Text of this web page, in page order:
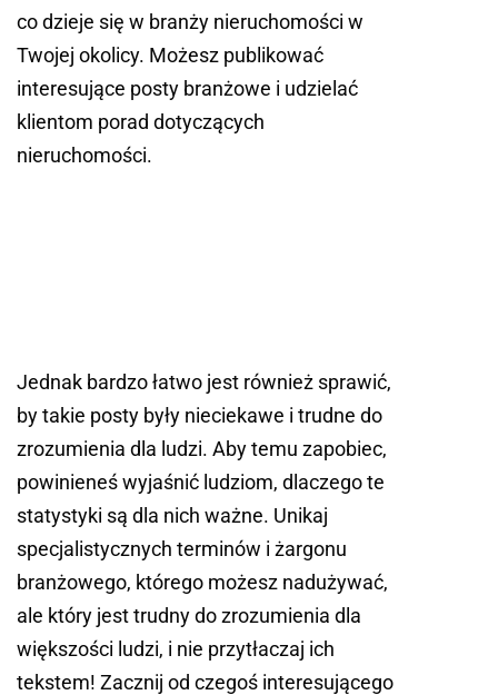
co dzieje się w branży nieruchomości w
Twojej okolicy. Możesz publikować
interesujące posty branżowe i udzielać
klientom porad dotyczących
nieruchomości.
Jednak bardzo łatwo jest również sprawić,
by takie posty były nieciekawe i trudne do
zrozumienia dla ludzi. Aby temu zapobiec,
powinieneś wyjaśnić ludziom, dlaczego te
statystyki są dla nich ważne. Unikaj
specjalistycznych terminów i żargonu
branżowego, którego możesz nadużywać,
ale który jest trudny do zrozumienia dla
większości ludzi, i nie przytłaczaj ich
tekstem! Zacznij od czegoś interesującego